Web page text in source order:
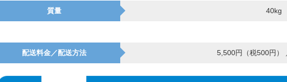
質量 40kg
配送料金／配送方法 5,500円（税500円）